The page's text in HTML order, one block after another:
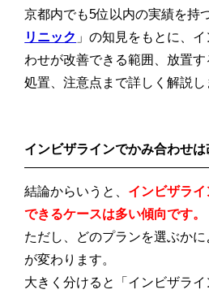
京都内でも5位以内の実績を持
リニック 」の知見をもとに、
わせが改善できる範囲、放置
処置、注意点まで詳しく解説し
インビザラインでかみ合わせは
結論からいうと、 インビザラ
できるケースは多い傾向です。
ただし、どのプランを選ぶか
が変わります。
大きく分けると「インビザラ